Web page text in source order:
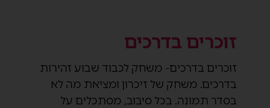
זוכרים בדרכים
זוכרים בדרכים- משחק לכבוד שבוע זהירות
בדרכים. משחק של זיכרון ומציאת מה לא
בסדר תמונה. בכל סיבוב, מסתכלים על